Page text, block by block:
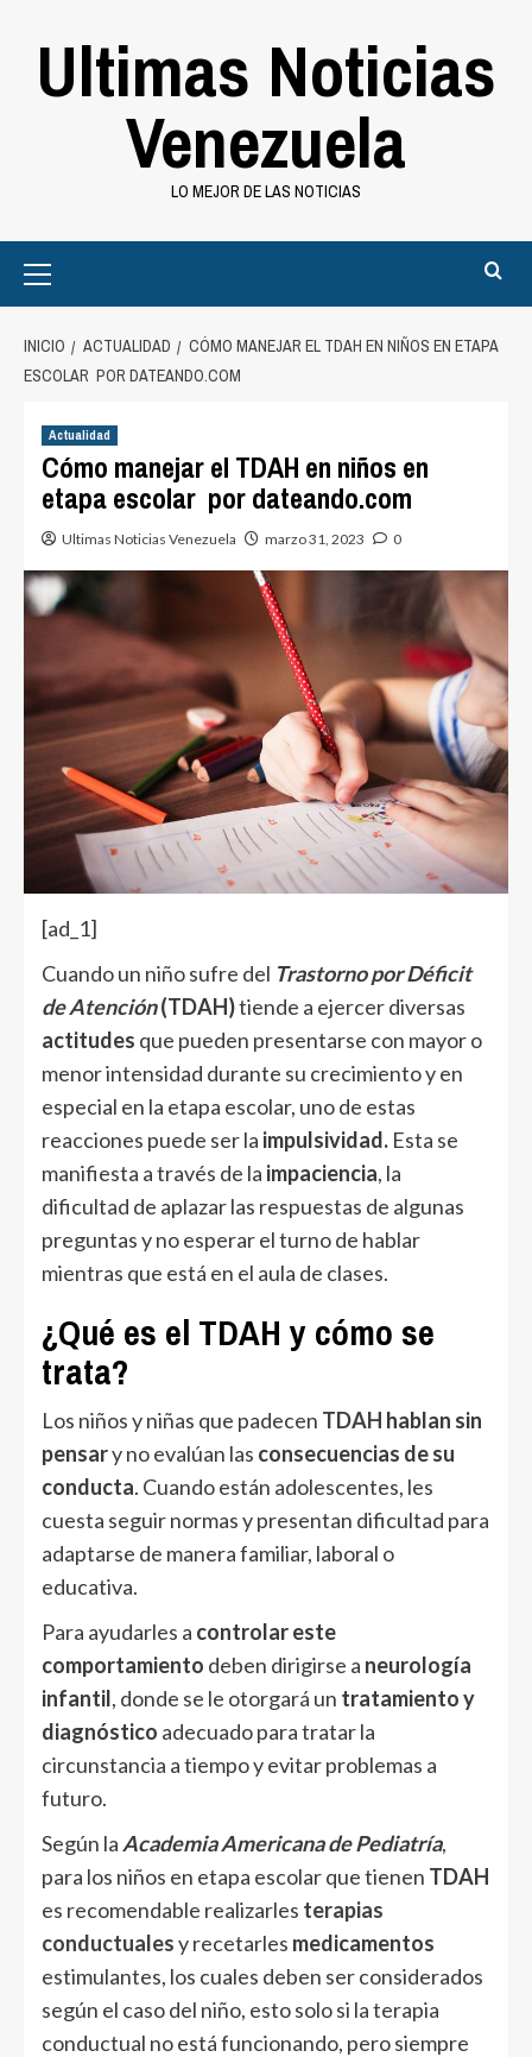
Ultimas Noticias
Venezuela
LO MEJOR DE LAS NOTICIAS
Menu
INICIO ACTUALIDAD
CÓMO MANEJAR EL TDAH EN NIÑOS EN ETAPA
ESCOLAR POR DATEANDO.COM
Actualidad
Cómo manejar el TDAH en niños en
etapa escolar por dateando.com
Ultimas Noticias Venezuela marzo 31, 2023 0
[ad_1]
Cuando un niño sufre del Trastorno por Déficit
de Atención(TDAH)tiende a ejercer diversas
actitudes que pueden presentarse con mayor o
menor intensidad durante su crecimiento y en
especial en la etapa escolar, uno de estas
reacciones puede ser la impulsividad. Esta se
manifiesta a través de la impaciencia, la
dificultad de aplazar las respuestas de algunas
preguntas y no esperar el turno de hablar
mientras que está en el aula de clases.
¿Qué es el TDAH y cómo se
trata?
Los niños y niñas que padecen TDAH hablan sin
pensary no evalúan las consecuencias de su
conducta. Cuando están adolescentes, les
cuesta seguir normas y presentan dificultad para
adaptarse de manera familiar, laboral o
educativa.
Para ayudarles a controlar este
comportamiento deben dirigirse a neurología
infantil, donde se le otorgará un tratamiento y
diagnóstico adecuado para tratar la
circunstancia a tiempo y evitar problemas a
futuro.
Según la Academia Americana de Pediatría,
para los niños en etapa escolar que tienen TDAH
es recomendable realizarles terapias
conductualesy recetarles medicamentos
estimulantes, los cuales deben ser considerados
según el caso del niño, esto solo si la terapia
conductual no está funcionando, pero siempre